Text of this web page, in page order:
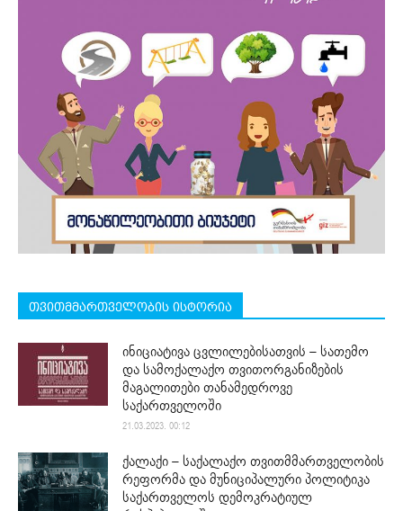
თვითმმართველობის ისტორია
ინიციატივა ცვლილებისათვის – სათემო
და სამოქალაქო თვითორგანიზების
მაგალითები თანამედროვე
საქართველოში
21.03.2023. 00:12
ქალაქი – საქალაქო თვითმმართველობის
რეფორმა და მუნიციპალური პოლიტიკა
საქართველოს დემოკრატიულ